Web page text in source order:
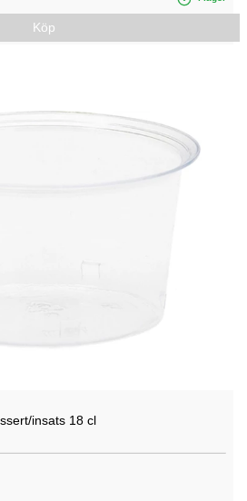
Köp
insats 18 cl